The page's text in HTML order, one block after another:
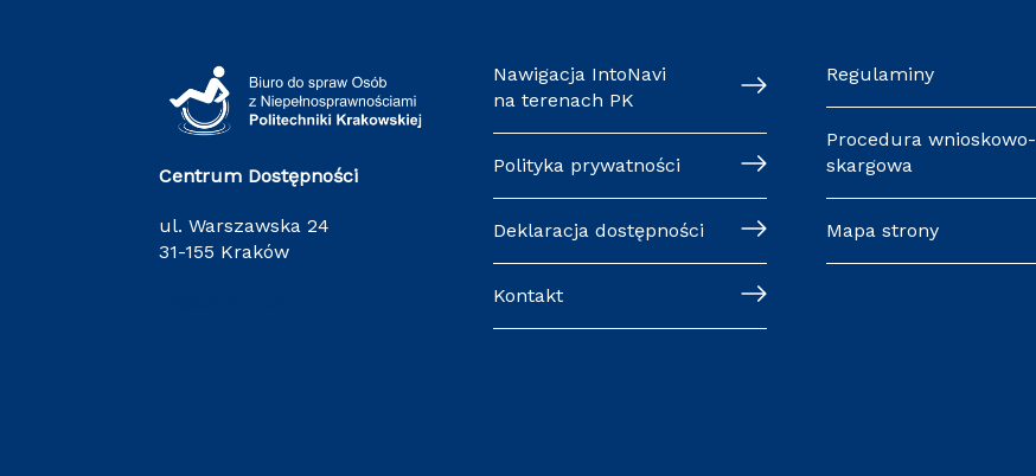
Centrum Dostępności
ul. Warszawska 24
31-155 Kraków
Nawigacja IntoNavi
na terenach PK
Polityka prywatności
Deklaracja dostępności
Kontakt
Regulaminy
Procedura wnioskowo-
skargowa
Mapa strony